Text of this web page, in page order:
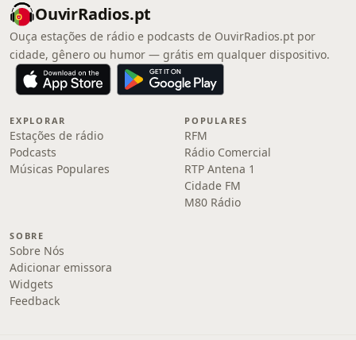
OuvirRadios.pt
Ouça estações de rádio e podcasts de OuvirRadios.pt por
cidade, gênero ou humor — grátis em qualquer dispositivo.
EXPLORAR
Estações de rádio
Podcasts
Músicas Populares
POPULARES
RFM
Rádio Comercial
RTP Antena 1
Cidade FM
M80 Rádio
SOBRE
Sobre Nós
Adicionar emissora
Widgets
Feedback